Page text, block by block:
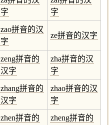
字
字
zao拼音的汉
字
ze拼音的汉字
zeng拼音的
汉字
zha拼音的汉
字
zhang拼音的
汉字
zhao拼音的汉
字
zhen拼音的
zheng拼音的